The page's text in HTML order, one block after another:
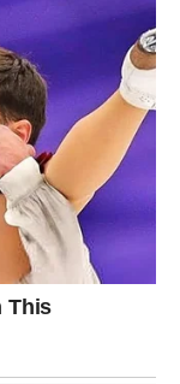
mom iskustvu,
jer se prilično
da sam
su, na moje
poput tek
često rezultira
stoga je
biste zaštitili